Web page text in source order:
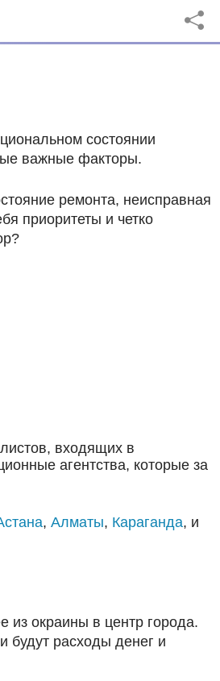
состоянии
важные факторы.
ремонта, неисправная
приоритеты и четко
входящих в
агентства, которые за
, Алматы, Караганда, и
из окраины в центр города.
будут расходы денег и